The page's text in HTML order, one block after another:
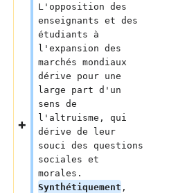
L'opposition des
enseignants et des
étudiants à
l'expansion des
marchés mondiaux
dérive pour une
large part d'un
sens de
l'altruisme, qui
dérive de leur
souci des questions
sociales et
morales.
Synthétiquement ,